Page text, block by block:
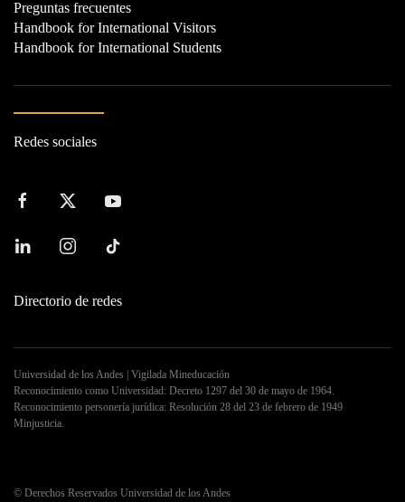
Preguntas frecuentes
Handbook for International Visitors
Handbook for International Students
Redes sociales
Directorio de redes
Universidad de los Andes | Vigilada Mineducación
Reconocimiento como Universidad: Decreto 1297 del 30 de mayo de 1964.
Reconocimiento personería jurídica: Resolución 28 del 23 de febrero de 1949
Minjusticia.
© Derechos Reservados Universidad de los Andes